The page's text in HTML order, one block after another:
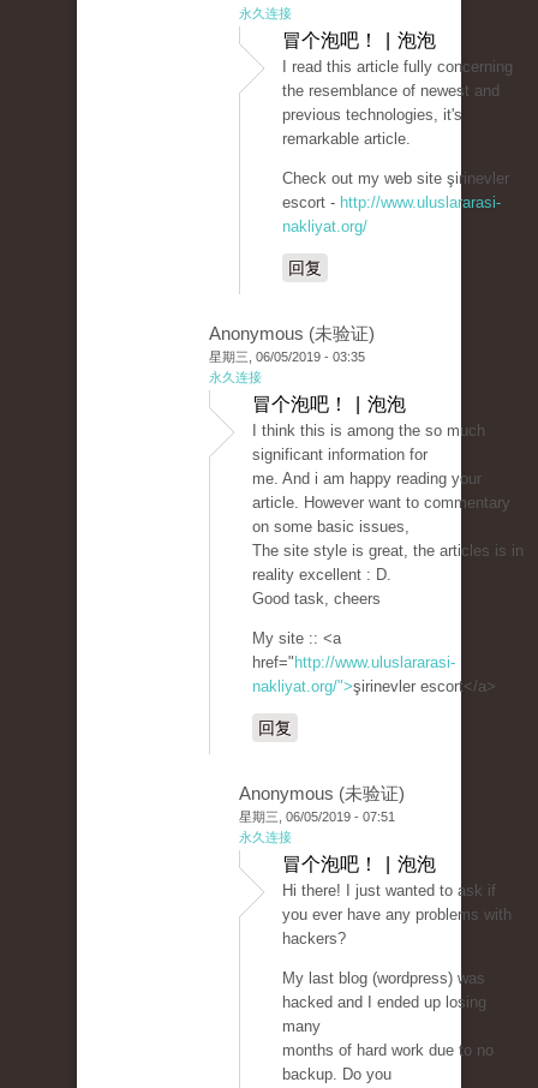
永久连接
冒个泡吧！ | 泡泡
I read this article fully concerning
the resemblance of newest and
previous technologies, it's
remarkable article.
Check out my web site şirinevler
escort - http://www.uluslararasi-
nakliyat.org/
回复
Anonymous (未验证)
星期三, 06/05/2019 - 03:35
永久连接
冒个泡吧！ | 泡泡
I think this is among the so much
significant information for
me. And i am happy reading your
article. However want to commentary
on some basic issues,
The site style is great, the articles is in
reality excellent : D.
Good task, cheers
My site :: <a
href=" http://www.uluslararasi-
nakliyat.org/">şirinevler escort</a>
回复
Anonymous (未验证)
星期三, 06/05/2019 - 07:51
永久连接
冒个泡吧！ | 泡泡
Hi there! I just wanted to ask if
you ever have any problems with
hackers?
My last blog (wordpress) was
hacked and I ended up losing
many
months of hard work due to no
backup. Do you